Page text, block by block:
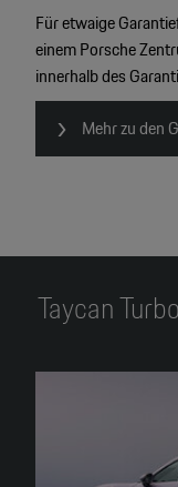
Für etwaige
einem Porsche
innerhalb des
Mehr zu den
Taycan